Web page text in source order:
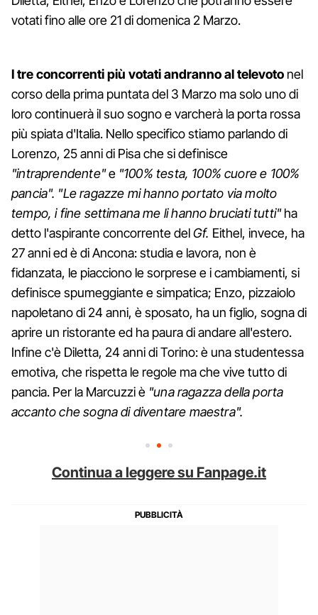
votati fino alle ore 21 di domenica 2 Marzo.
I tre concorrenti più votati andranno al televoto nel
corso della prima puntata del 3 Marzo ma solo uno di
loro continuerà il suo sogno e varcherà la porta rossa
più spiata d'Italia. Nello specifico stiamo parlando di
Lorenzo, 25 anni di Pisa che si definisce
"intraprendente"e "100% testa, 100% cuore e 100%
pancia". "Le ragazze mi hanno portato via molto
tempo, i fine settimana me li hanno bruciati tutti"ha
detto l'aspirante concorrente delGf. Eithel, invece, ha
27 anni ed è di Ancona: studia e lavora, non è
fidanzata, le piacciono le sorprese e i cambiamenti, si
definisce spumeggiante e simpatica; Enzo, pizzaiolo
napoletano di 24 anni, è sposato, ha un figlio, sogna di
aprire un ristorante ed ha paura di andare all'estero.
Infine c'è Diletta, 24 anni di Torino: è una studentessa
emotiva, che rispetta le regole ma che vive tutto di
pancia. Per la Marcuzzi è "una ragazza della porta
accanto che sogna di diventare maestra".
Continua a leggere su Fanpage.it